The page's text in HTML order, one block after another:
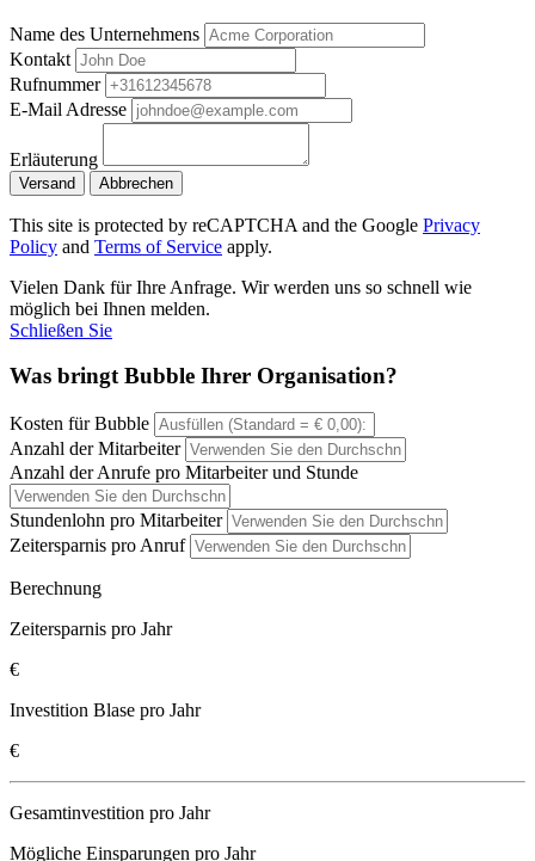
Name des Unternehmens
Kontakt
Rufnummer
E-Mail Adresse
Erläuterung
Versand Abbrechen
This site is protected by reCAPTCHA and the Google Privacy
Policy and Terms of Service apply.
Vielen Dank für Ihre Anfrage. Wir werden uns so schnell wie
möglich bei Ihnen melden.
Schließen Sie
Was bringt Bubble Ihrer Organisation?
Kosten für Bubble
Anzahl der Mitarbeiter
Anzahl der Anrufe pro Mitarbeiter und Stunde
Stundenlohn pro Mitarbeiter
Zeitersparnis pro Anruf
Berechnung
Zeitersparnis pro Jahr
€
Investition Blase pro Jahr
€
Gesamtinvestition pro Jahr
Mögliche Einsparungen pro Jahr